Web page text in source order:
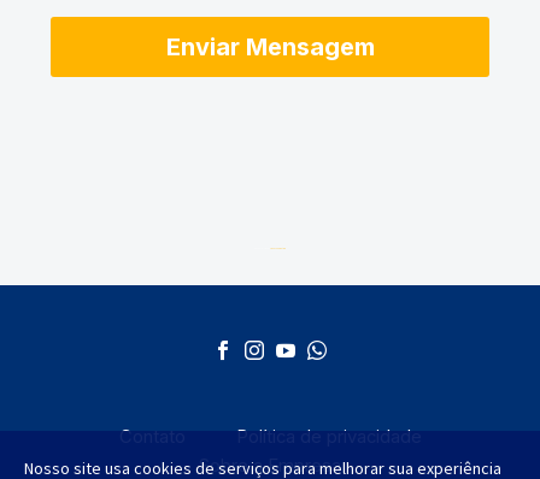
Contato
Política de privacidade
Sobre a Empresa
Nosso site usa cookies de serviços para melhorar sua experiência